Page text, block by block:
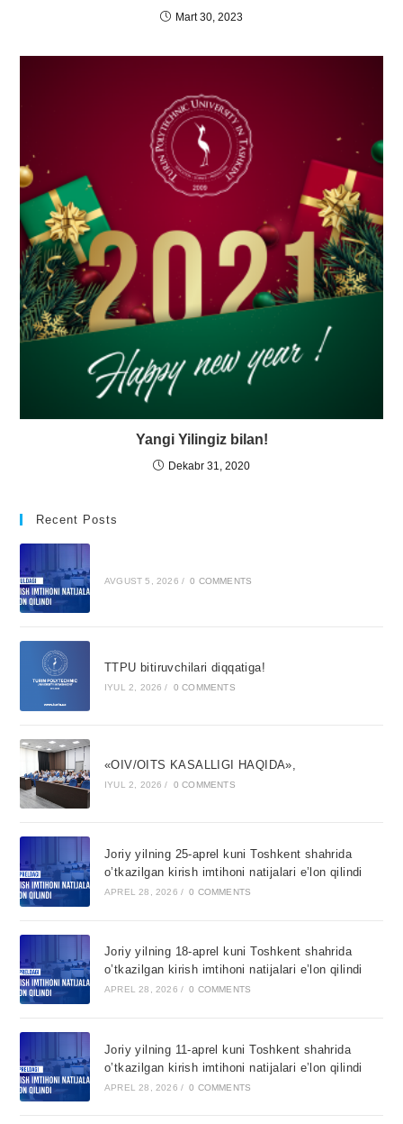
Mart 30, 2023
Yangi Yilingiz bilan!
Dekabr 31, 2020
Recent Posts
AVGUST 5, 2026 / 0 COMMENTS
TTPU bitiruvchilari diqqatiga!
IYUL 2, 2026 / 0 COMMENTS
«OIV/OITS KASALLIGI HAQIDA»,
IYUL 2, 2026 / 0 COMMENTS
Joriy yilning 25-aprel kuni Toshkent shahrida
o’tkazilgan kirish imtihoni natijalari e’lon qilindi
APREL 28, 2026 / 0 COMMENTS
Joriy yilning 18-aprel kuni Toshkent shahrida
o’tkazilgan kirish imtihoni natijalari e’lon qilindi
APREL 28, 2026 / 0 COMMENTS
Joriy yilning 11-aprel kuni Toshkent shahrida
o’tkazilgan kirish imtihoni natijalari e’lon qilindi
APREL 28, 2026 / 0 COMMENTS